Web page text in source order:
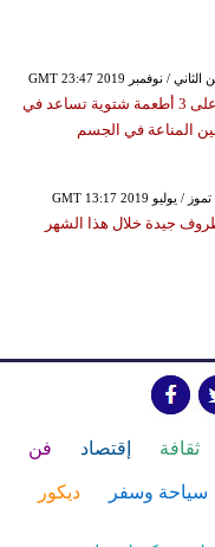
قائمة تحتوي على 3 أطعمة شتوية تساعد في
المناعة في الجسم
جيدة خلال هذا الشهر
ثقافة إقتصاد فن
سياحة وسفر ديكور